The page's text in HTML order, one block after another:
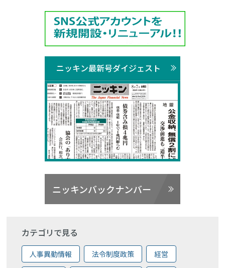
ニッキン最新号ダイジェスト
ニッキンバックナンバー
カテゴリで見る
人事異動情報 法令制度政策 経営